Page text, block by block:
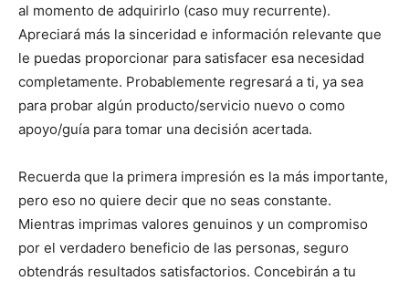
al momento de adquirirlo (caso muy recurrente).
Apreciará más la sinceridad e información relevante que
le puedas proporcionar para satisfacer esa necesidad
completamente. Probablemente regresará a ti, ya sea
para probar algún producto/servicio nuevo o como
apoyo/guía para tomar una decisión acertada.
Recuerda que la primera impresión es la más importante,
pero eso no quiere decir que no seas constante.
Mientras imprimas valores genuinos y un compromiso
por el verdadero beneficio de las personas, seguro
obtendrás resultados satisfactorios. Concebirán a tu